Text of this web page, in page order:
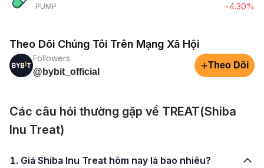
PUMP
-4.30%
Theo Dõi Chúng Tôi Trên Mạng Xã Hội
Followers
@bybit_official
+Theo Dõi
Các câu hỏi thường gặp về TREAT(Shiba
Inu Treat)
1. Giá Shiba Inu Treat hôm nay là bao nhiêu?